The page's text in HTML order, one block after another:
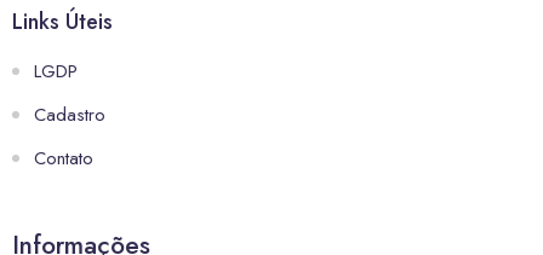
Links Úteis
LGDP
Cadastro
Contato
Informações